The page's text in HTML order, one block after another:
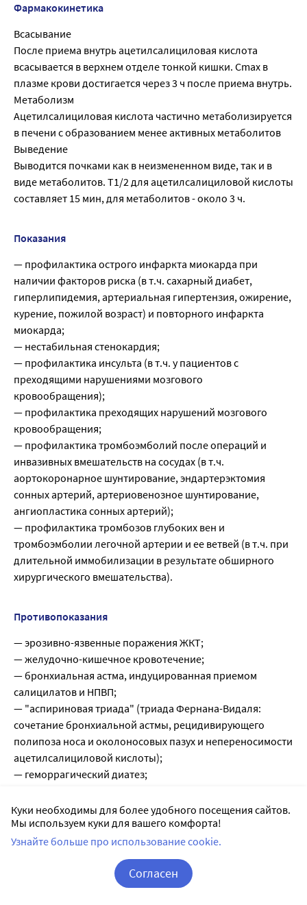
Фармакокинетика
Всасывание
После приема внутрь ацетилсалициловая кислота
всасывается в верхнем отделе тонкой кишки. Cmax в
плазме крови достигается через 3 ч после приема внутрь.
Метаболизм
Ацетилсалициловая кислота частично метаболизируется
в печени с образованием менее активных метаболитов
Выведение
Выводится почками как в неизмененном виде, так и в
виде метаболитов. T1/2 для ацетилсалициловой кислоты
составляет 15 мин, для метаболитов - около 3 ч.
Показания
— профилактика острого инфаркта миокарда при
наличии факторов риска (в т.ч. сахарный диабет,
гиперлипидемия, артериальная гипертензия, ожирение,
курение, пожилой возраст) и повторного инфаркта
миокарда;
— нестабильная стенокардия;
— профилактика инсульта (в т.ч. у пациентов с
преходящими нарушениями мозгового
кровообращения);
— профилактика преходящих нарушений мозгового
кровообращения;
— профилактика тромбоэмболий после операций и
инвазивных вмешательств на сосудах (в т.ч.
аортокоронарное шунтирование, эндартерэктомия
сонных артерий, артериовенозное шунтирование,
ангиопластика сонных артерий);
— профилактика тромбозов глубоких вен и
тромбоэмболии легочной артерии и ее ветвей (в т.ч. при
длительной иммобилизации в результате обширного
хирургического вмешательства).
Противопоказания
— эрозивно-язвенные поражения ЖКТ;
— желудочно-кишечное кровотечение;
— бронхиальная астма, индуцированная приемом
салицилатов и НПВП;
— "аспириновая триада" (триада Фернана-Видаля:
сочетание бронхиальной астмы, рецидивирующего
полипоза носа и околоносовых пазух и непереносимости
ацетилсалициловой кислоты);
— геморрагический диатез;
неделю и более;
— печеночная недостаточность;
— почечная недостаточность;
— I и III триместр беременности;
— лактация (грудное вскармливание);
Куки необходимы для более удобного посещения сайтов.
Мы используем куки для вашего комфорта!
Узнайте больше про использование cookie.
Согласен